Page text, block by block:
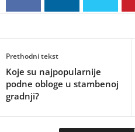
Prethodni tekst
Koje su najpopularnije
podne obloge u stambenoj
gradnji?